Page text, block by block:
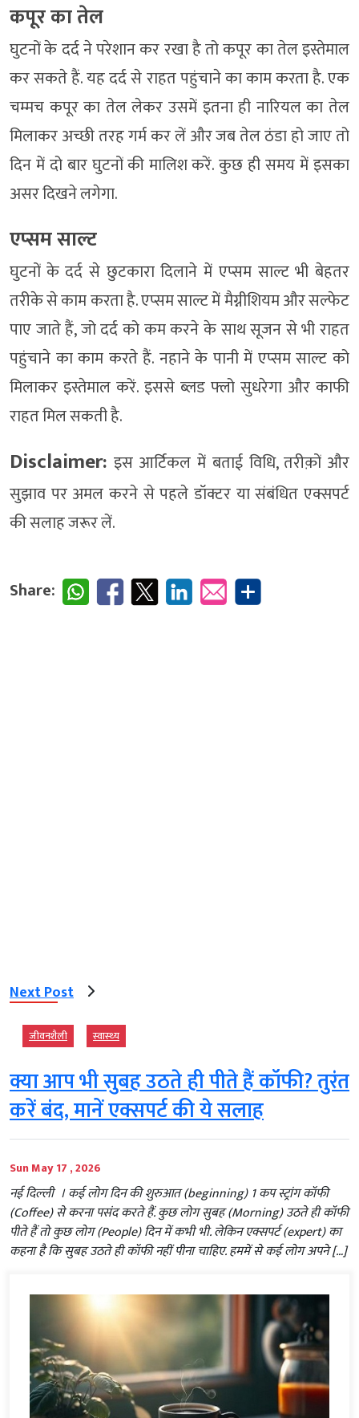
कपूर का तेल
घुटनों के दर्द ने परेशान कर रखा है तो कपूर का तेल इस्तेमाल
कर सकते हैं. यह दर्द से राहत पहुंचाने का काम करता है. एक
चम्मच कपूर का तेल लेकर उसमें इतना ही नारियल का तेल
मिलाकर अच्छी तरह गर्म कर लें और जब तेल ठंडा हो जाए तो
दिन में दो बार घुटनों की मालिश करें. कुछ ही समय में इसका
असर दिखने लगेगा.
एप्सम साल्ट
घुटनों के दर्द से छुटकारा दिलाने में एप्सम साल्ट भी बेहतर
तरीके से काम करता है. एप्सम साल्ट में मैग्नीशियम और सल्फेट
पाए जाते हैं, जो दर्द को कम करने के साथ सूजन से भी राहत
पहुंचाने का काम करते हैं. नहाने के पानी में एप्सम साल्ट को
मिलाकर इस्तेमाल करें. इससे ब्लड फ्लो सुधरेगा और काफी
राहत मिल सकती है.
Disclaimer: इस आर्टिकल में बताई विधि, तरीक़ों और
सुझाव पर अमल करने से पहले डॉक्टर या संबंधित एक्सपर्ट
की सलाह जरूर लें.
Share:
Next Post
जीवनशैली स्‍वास्‍थ्‍य
क्या आप भी सुबह उठते ही पीते हैं कॉफी? तुरंत
करें बंद, मानें एक्सपर्ट की ये सलाह
Sun May 17 , 2026
नई दिल्‍ली । कई लोग दिन की शुरुआत (beginning) 1 कप स्ट्रांग कॉफी
(Coffee) से करना पसंद करते हैं. कुछ लोग सुबह (Morning) उठते ही कॉफी
पीते हैं तो कुछ लोग (People) दिन में कभी भी. लेकिन एक्सपर्ट (expert) का
कहना है कि सुबह उठते ही कॉफी नहीं पीना चाहिए. हममें से कई लोग अपने […]